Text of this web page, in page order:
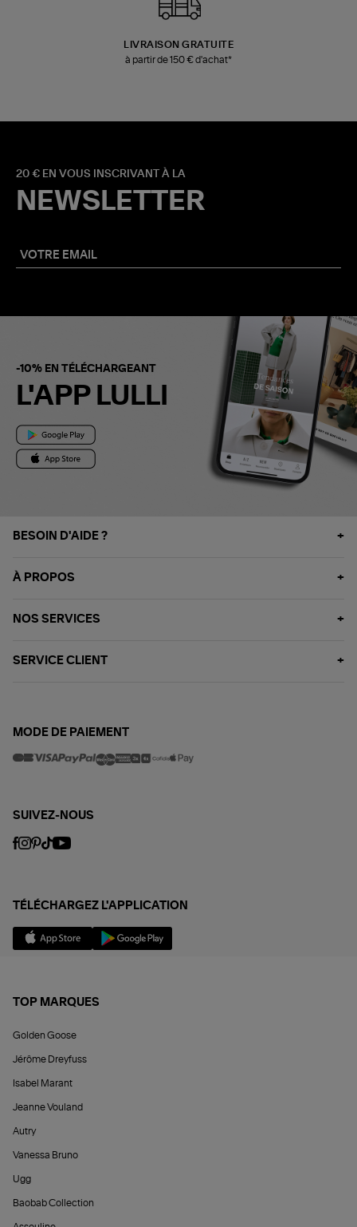
LIVRAISON GRATUITE
à partir de 150 € d'achat*
20 € EN VOUS INSCRIVANT À LA
NEWSLETTER
-10% EN TÉLÉCHARGEANT
L'APP LULLI
BESOIN D'AIDE ?
À PROPOS
NOS SERVICES
SERVICE CLIENT
MODE DE PAIEMENT
SUIVEZ-NOUS
TÉLÉCHARGEZ L'APPLICATION
TOP MARQUES
Golden Goose
Jérôme Dreyfuss
Isabel Marant
Jeanne Vouland
Autry
Vanessa Bruno
Ugg
Baobab Collection